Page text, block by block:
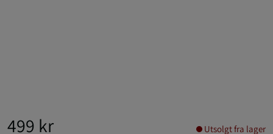
499 kr Utsolgt fra lager